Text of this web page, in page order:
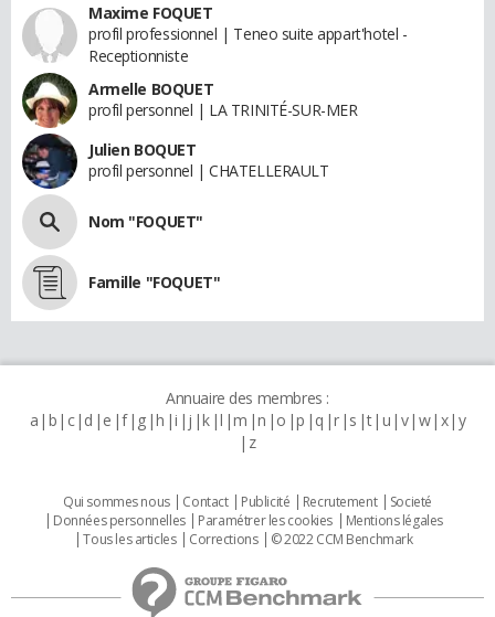
Maxime FOQUET
profil professionnel | Teneo suite appart'hotel -
Receptionniste
Armelle BOQUET
profil personnel | LA TRINITÉ-SUR-MER
Julien BOQUET
profil personnel | CHATELLERAULT
Nom "FOQUET"
Famille "FOQUET"
Annuaire des membres :
a b c d e f g h i j k l m n o p q r s t u v w x y
z
Qui sommes nous Contact Publicité Recrutement
Societé
Données personnelles
Paramétrer les cookies
Mentions légales
Tous les articles
Corrections © 2022 CCM Benchmark